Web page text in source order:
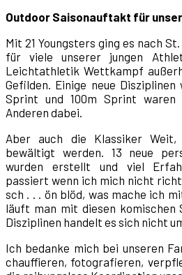
Outdoor Saisonauftakt für
Mit 21 Youngsters ging es nach
für viele unserer jungen
Leichtathletik Wettkampf
Gefilden. Einige neue
Sprint und 100m Sprint
Anderen dabei.
Aber auch die Klassiker
bewältigt werden. 13 neue
wurden erstellt und viel
passiert wenn ich mich nicht
sch . . . ön blöd, was mache ich
läuft man mit diesen komischen
Disziplinen handelt es sich nicht
Ich bedanke mich bei unseren
chauffieren, fotografieren,